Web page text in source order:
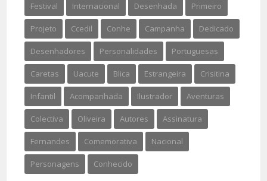
Festival Internacional Desenhada Primeiro
Projeto Ccedil Conhe Campanha Dedicado
Desenhadores Personalidades Portuguesas
Caretas Uacute Blica Estrangeira Crisitina
Infantil Acompanhada Ilustrador Aventuras
Colectiva Oliveira Autores Assinatura
Fernandes Comemorativa Nacional
Personagens Conhecido